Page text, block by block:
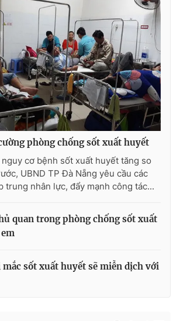
024.66 897 897
024-7300.7108
Ghi rõ nguồn VTV.vn khi phát hành lại
này.
phòng chống sốt xuất huyết
cơ bệnh sốt xuất huyết tăng so
UBND TP Đà Nẵng yêu cầu các
trung nhân lực, đẩy mạnh công tác...
quan trong phòng chống sốt xuất
mắc sốt xuất huyết sẽ miễn dịch với